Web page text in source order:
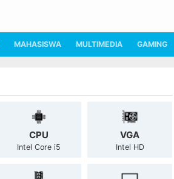
MAHASISWA MULTIMEDIA GAMING
CPU
Intel Core i5
VGA
Intel HD